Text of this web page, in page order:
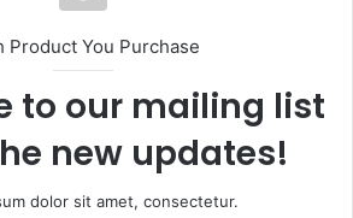
Product You Purchase
to our mailing list
new updates!
dolor sit amet, consectetur.